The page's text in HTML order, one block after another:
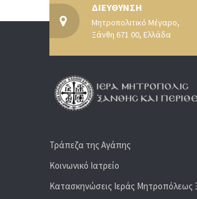
ΔΙΕΥΘΥΝΣΗ
Μητροπολιτικό Μέγαρο,
Ξάνθη 671 00, Ελλάδα
Τράπεζα της Αγάπης
Κοινωνικό Ιατρείο
Κατασκηνώσεις Ιεράς Μητροπόλεως